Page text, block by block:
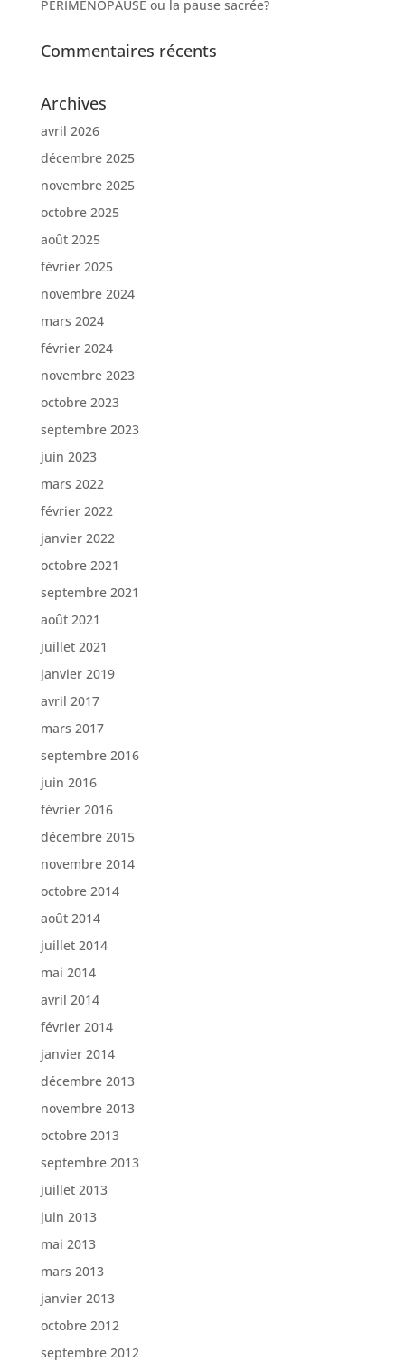
PÉRIMÉNOPAUSE ou la pause sacrée?
Commentaires récents
Archives
avril 2026
décembre 2025
novembre 2025
octobre 2025
août 2025
février 2025
novembre 2024
mars 2024
février 2024
novembre 2023
octobre 2023
septembre 2023
juin 2023
mars 2022
février 2022
janvier 2022
octobre 2021
septembre 2021
août 2021
juillet 2021
janvier 2019
avril 2017
mars 2017
septembre 2016
juin 2016
février 2016
décembre 2015
novembre 2014
octobre 2014
août 2014
juillet 2014
mai 2014
avril 2014
février 2014
janvier 2014
décembre 2013
novembre 2013
octobre 2013
septembre 2013
juillet 2013
juin 2013
mai 2013
mars 2013
janvier 2013
octobre 2012
septembre 2012